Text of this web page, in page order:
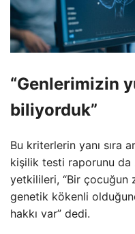
“Genlerimizin
biliyorduk”
Bu kriterlerin yanı sıra
kişilik testi raporunu da
yetkilileri, “Bir çocuğun
genetik kökenli
hakkı var” dedi.